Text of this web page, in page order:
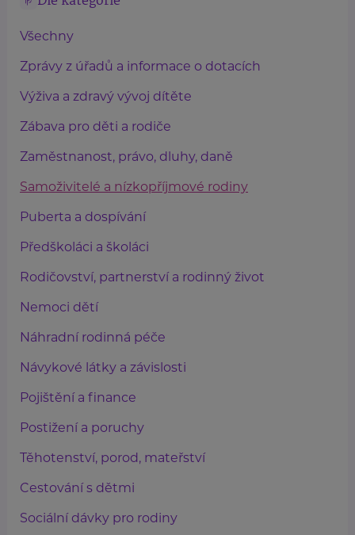
Všechny
Zprávy z úřadů a informace o dotacích
Výživa a zdravý vývoj dítěte
Zábava pro děti a rodiče
Zaměstnanost, právo, dluhy, daně
Samoživitelé a nízkopříjmové rodiny
Puberta a dospívání
Předškoláci a školáci
Rodičovství, partnerství a rodinný život
Nemoci dětí
Náhradní rodinná péče
Návykové látky a závislosti
Pojištění a finance
Postižení a poruchy
Těhotenství, porod, mateřství
Cestování s dětmi
Sociální dávky pro rodiny